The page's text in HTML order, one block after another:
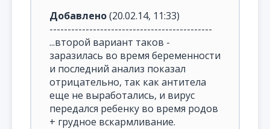
Добавлено(20.02.14, 11:33)
---------------------------------------------
...второй вариант таков -
заразилась во время беременности
и последний анализ показал
отрицательно, так как антитела
еще не выработались, и вирус
передался ребенку во время родов
+ грудное вскармливание.